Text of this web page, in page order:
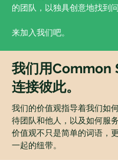
的团队，以独具创意地找到
来加入我们吧。
我们用Common
连接彼此。
我们的价值观指导着我们如
待团队和他人，以及如何服务
价值观不只是简单的词语，
一起的纽带。